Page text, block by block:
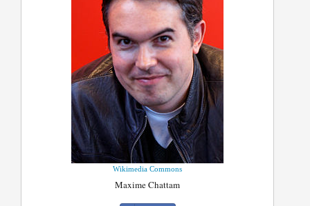
Wikimedia Commons
Maxime Chattam